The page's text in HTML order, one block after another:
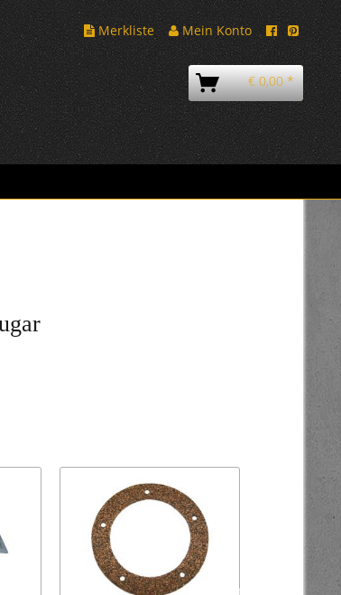
Merkliste
Mein Konto
€ 0,00 *